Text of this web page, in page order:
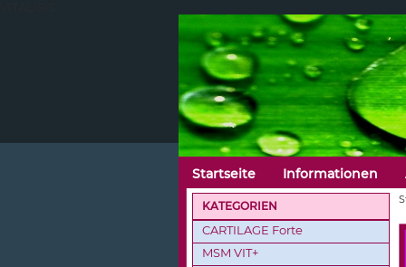
KATEGORIEN
CARTILAGE Forte
MSM VIT+
Startseite Informationen